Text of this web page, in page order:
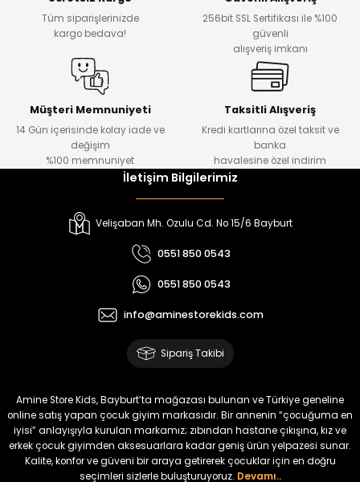
Urban Kız Çocuk Süveterli Tunik Gömlek Navi Kız Çocuk Kot Pantolon
₺ 650
Melra Kız Çocuk Kot Pantolon
%15
Tivon Kız Çocuk 3’lü Takım
₺ 2.340
Koren Kız Çocuk ve Bebek Tayt
₺ 320
₺ 250
Yeni
Koren Kız Çocuk ve Bebek Tayt
₺ 320
₺ 250
%22
Koren Kız Çocuk ve Bebek Tayt
%22
Koren Kız Çocuk ve Bebek Tayt
Tüm siparişlerinizde
kargo bedava!
256bit SSL Sertifikası ile %100
güvenli
alışveriş imkanı
Müşteri Memnuniyeti
14 Gün içerisinde kolay iade ve
değişim
%100 memnuniyet
Taksitli Alışveriş
Kredi kartlarına özel taksit ve
banka
havalesine özel indirim
İletişim Bilgilerimiz
Velişaban Mh. Ozulu Cd. No 15/6 Bayburt
0551 850 0543
0551 850 0543
info@aminestorekids.com
Sipariş Takibi
Amine Store Kids, Bayburt’ta mağazası bulunan ve Türkiye geneline
online satış yapan çocuk giyim markasıdır. Bir annenin “çocuğuma en
iyisi” anlayışıyla kurulan markamız; zıbından hastane çıkışına, kız ve
erkek çocuk giyimden aksesuarlara kadar geniş ürün yelpazesi sunar.
Kalite, konfor ve güveni bir araya getirerek çocuklar için en doğru
seçimleri sizlerle buluşturuyoruz. Devamı..